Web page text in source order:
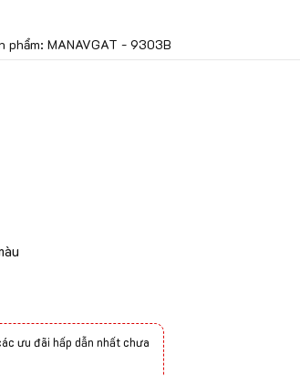
phẩm: MANAVGAT - 9303B
ưu đãi hấp dẫn nhất chưa